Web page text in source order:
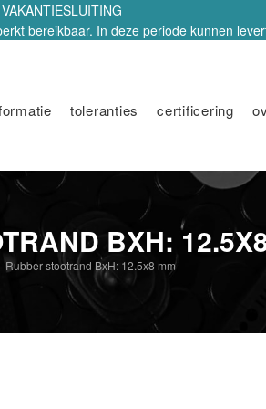
VAKANTIESLUITING
bereikbaar. In deze periode kunnen
toleranties certificering
BXH:
Rubber stootrand BxH: 12.5x8 mm